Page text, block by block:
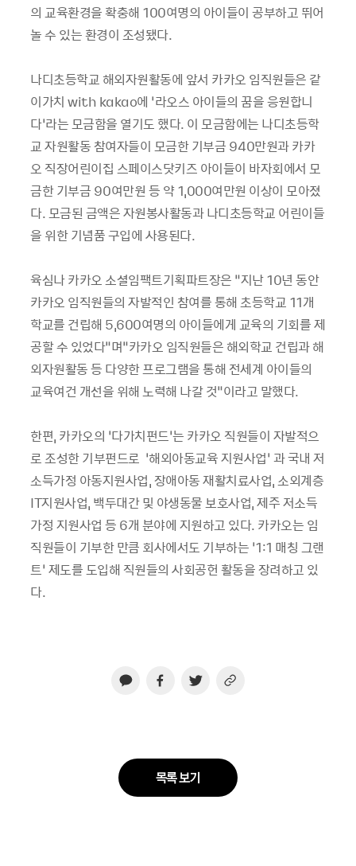
의 교육환경을 확충해 100여명의 아이들이 공부하고 뛰어
놀 수 있는 환경이 조성됐다.
나디초등학교 해외자원활동에 앞서 카카오 임직원들은 같
이가치 with kakao에 ‘라오스 아이들의 꿈을 응원합니
다’라는 모금함을 열기도 했다. 이 모금함에는 나디초등학
교 자원활동 참여자들이 모금한 기부금 940만원과 카카
오 직장어린이집 스페이스닷키즈 아이들이 바자회에서 모
금한 기부금 90여만원 등 약 1,000여만원 이상이 모아졌
다.모금된 금액은 자원봉사활동과 나디초등학교 어린이들
을 위한 기념품 구입에 사용된다.
육심나 카카오 소셜임팩트기획파트장은 “지난10년 동안
카카오 임직원들의 자발적인 참여를 통해 초등학교 11개
학교를 건립해 5,600여명의 아이들에게 교육의 기회를 제
공할 수 있었다”며“카카오 임직원들은 해외학교 건립과 해
외자원활동 등 다양한 프로그램을 통해 전세계 아이들의
교육여건 개선을 위해 노력해 나갈 것”이라고 말했다.
한편, 카카오의 ‘다가치펀드’는 카카오 직원들이 자발적으
로 조성한 기부펀드로 ‘해외아동교육 지원사업’ 과 국내 저
소득가정 아동지원사업,장애아동 재활치료사업,소외계층
IT지원사업, 백두대간 및 야생동물 보호사업,제주 저소득
가정 지원사업 등 6개 분야에 지원하고 있다. 카카오는 임
직원들이 기부한 만큼 회사에서도 기부하는 ‘1:1 매칭 그랜
트’ 제도를 도입해 직원들의 사회공헌 활동을 장려하고 있
다.
목록 보기